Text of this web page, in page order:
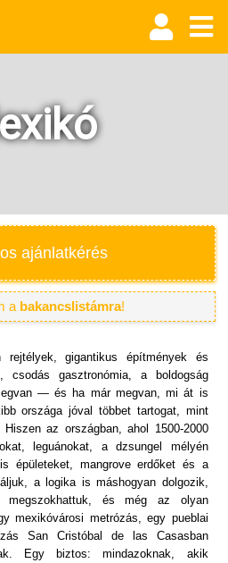
ajánlatkérés
a bakancslistámra!
rejtélyek, gigantikus építmények és
csodás gasztronómia, a boldogság
— és ha már megvan, mi át is
országa jóval többet tartogat, mint
az országban, ahol 1500-2000
leguánokat, a dzsungel mélyén
épületeket, mangrove erdőket és a
a logika is máshogyan dolgozik,
megszokhattuk, és még az olyan
mexikóvárosi metrózás, egy pueblai
San Cristóbal de las Casasban
Egy biztos: mindazoknak, akik